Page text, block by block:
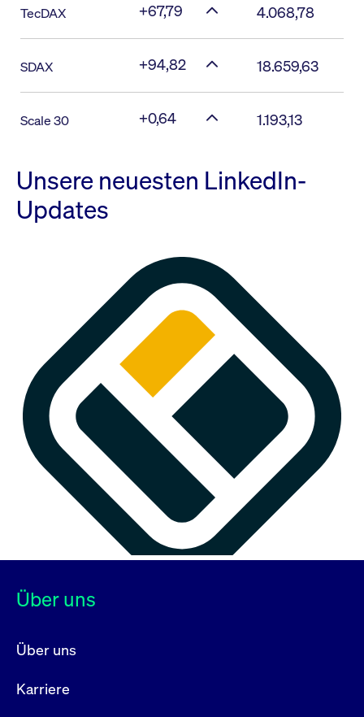
TecDAX +67,79 4.068,78
SDAX +94,82 18.659,63
Scale 30 +0,64 1.193,13
Unsere neuesten LinkedIn-
Updates
Über uns
Über uns
Karriere